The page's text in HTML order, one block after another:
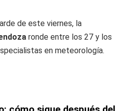
de este viernes, la
ronde entre los 27 y los
en meteorología.